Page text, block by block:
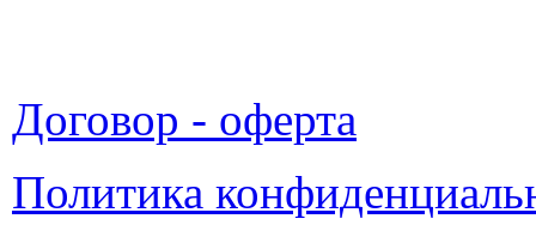
Договор - оферта
Политика